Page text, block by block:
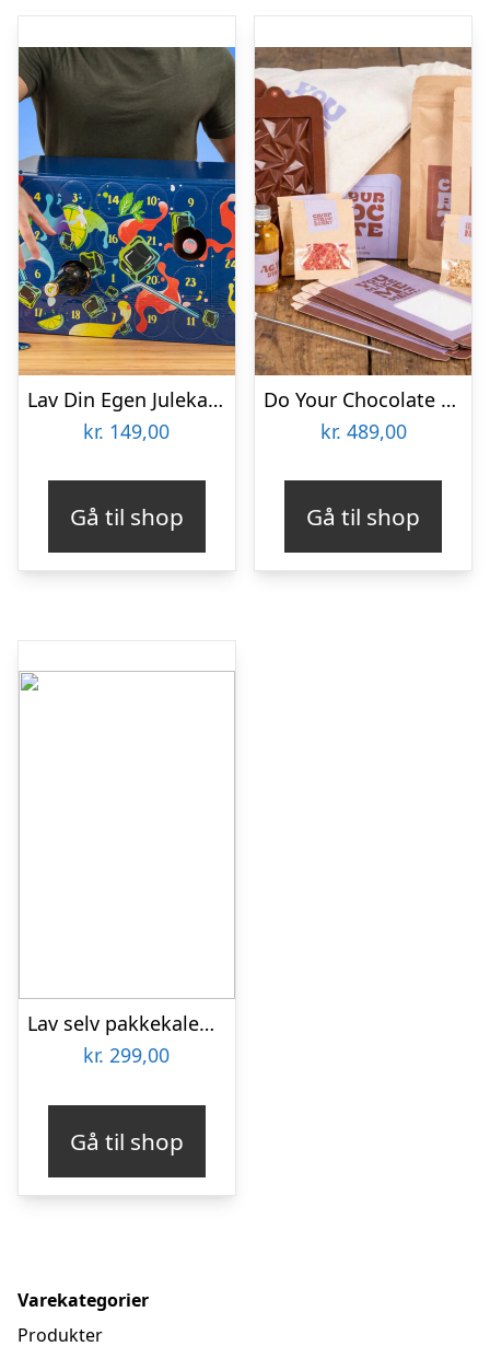
Lav Din Egen Julekalender med Drikkevarer
kr. 149,00
Gå til shop
Do Your Chocolate Gaveæske
kr. 489,00
Gå til shop
Lav selv pakkekalender
kr. 299,00
Gå til shop
Varekategorier
Produkter